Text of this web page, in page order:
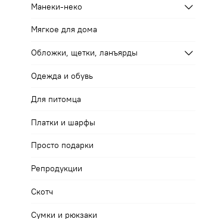
Манеки-неко
Мягкое для дома
Обложки, щетки, ланъярды
Одежда и обувь
Для питомца
Платки и шарфы
Просто подарки
Репродукции
Скотч
Сумки и рюкзаки